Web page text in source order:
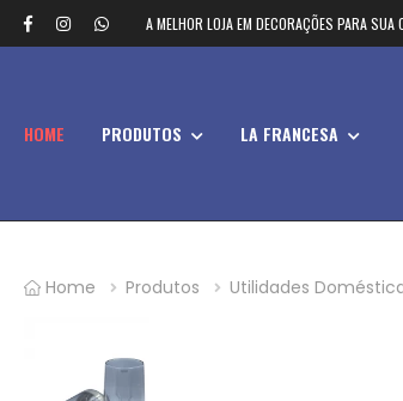
A MELHOR LOJA EM DECORAÇÕES PARA SUA
HOME PRODUTOS LA FRANCESA
Home Produtos Utilidades